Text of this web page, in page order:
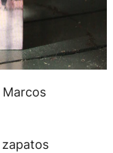
Marcos